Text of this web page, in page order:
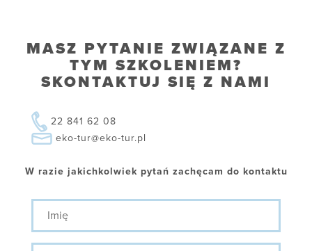
MASZ PYTANIE ZWIĄZANE Z
TYM SZKOLENIEM?
SKONTAKTUJ SIĘ Z NAMI
22 841 62 08
eko-tur@eko-tur.pl
W razie jakichkolwiek pytań zachęcam do kontaktu
Imię
Nazwisko